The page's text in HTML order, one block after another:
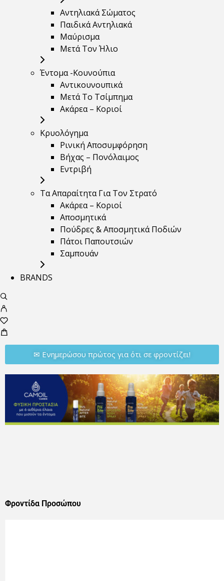
Αντηλιακά Σώματος
Παιδικά Αντηλιακά
Μαύρισμα
Mετά Τον Ήλιο
Έντομα -Κουνούπια
Αντικουνουπικά
Μετά Το Τσίμπημα
Ακάρεα – Κοριοί
Κρυολόγημα
Ρινική Αποσυμφόρηση
Βήχας – Πονόλαιμος
Εντριβή
Τα Απαραίτητα Για Τον Στρατό
Ακάρεα – Κοριοί
Αποσμητικά
Πούδρες & Αποσμητικά Ποδιών
Πάτοι Παπουτσιών
Σαμπουάν
BRANDS
✉︎ Ενημερώσου πρώτος για ότι σε φροντίζει!
Φροντίδα Προσώπου